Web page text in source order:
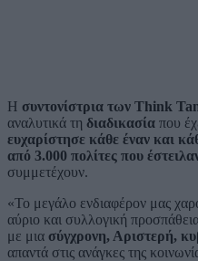
Η συντονίστρια των Think
αναλυτικά τη διαδικασία που
ευχαρίστησε κάθε έναν και
από 3.000 πολίτες που
συμμετέχουν.
«Το μεγάλο ενδιαφέρον μας
αύριο και συλλογική
με μια σύγχρονη, Αριστερή,
απαντά στις ανάγκες της